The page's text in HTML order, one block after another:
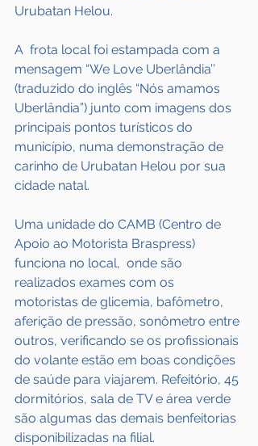
Urubatan Helou.
A  frota local foi estampada com a
mensagem “We Love Uberlândia’’
(traduzido do inglês “Nós amamos
Uberlândia”) junto com imagens dos
principais pontos turísticos do
município, numa demonstração de
carinho de Urubatan Helou por sua
cidade natal.
Uma unidade do CAMB (Centro de
Apoio ao Motorista Braspress)
funciona no local,  onde são
realizados exames com os
motoristas de glicemia, bafômetro,
aferição de pressão, sonômetro entre
outros, verificando se os profissionais
do volante estão em boas condições
de saúde para viajarem. Refeitório, 45
dormitórios, sala de TV e área verde
são algumas das demais benfeitorias
disponibilizadas na filial.